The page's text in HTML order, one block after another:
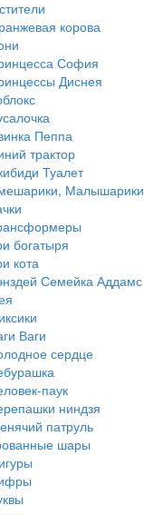
корова
София
Диснея
Пеппа
трактор
Туалет
Малышарики
богатыря
кота
Семейка Аддамс
Ваги
сердце
паук
ниндзя
патруль
шары